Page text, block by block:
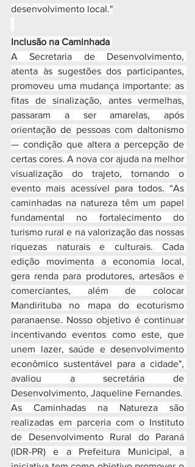
desenvolvimento local."
Inclusão na Caminhada
A Secretaria de Desenvolvimento,
atenta às sugestões dos participantes,
promoveu uma mudança importante: as
fitas de sinalização, antes vermelhas,
passaram a ser amarelas, após
orientação de pessoas com daltonismo
— condição que altera a percepção de
certas cores. A nova cor ajuda na melhor
visualização do trajeto, tornando o
evento mais acessível para todos. “As
caminhadas na natureza têm um papel
fundamental no fortalecimento do
turismo rural e na valorização das nossas
riquezas naturais e culturais. Cada
edição movimenta a economia local,
gera renda para produtores, artesãos e
comerciantes, além de colocar
Mandirituba no mapa do ecoturismo
paranaense. Nosso objetivo é continuar
incentivando eventos como este, que
unem lazer, saúde e desenvolvimento
econômico sustentável para a cidade",
avaliou a secretária de
Desenvolvimento, Jaqueline Fernandes.
As Caminhadas na Natureza são
realizadas em parceria com o Instituto
de Desenvolvimento Rural do Paraná
(IDR-PR) e a Prefeitura Municipal, a